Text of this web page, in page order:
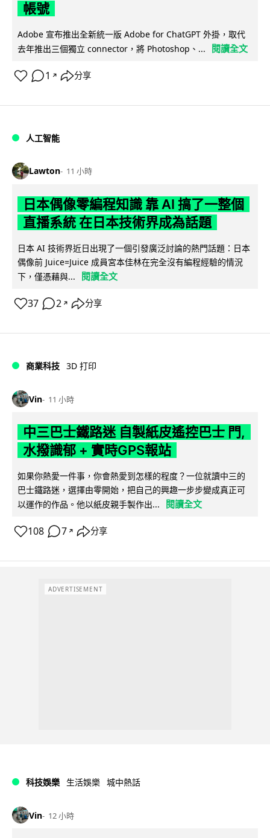
帳號
Adobe 宣布推出全新統一版 Adobe for ChatGPT 外掛，取代
去年推出三個獨立 connector，將 Photoshop、...
閱讀全文
1 ↗ 分享
人工智能
Lawton 11 小時
日本偶像零編程知識 靠 AI 搞了一整個
直播系統 在日本技術界成為話題
日本 AI 技術界近日出現了一個引發廣泛討論的熱門話題：日本
偶像前 Juice=Juice 成員宮本佳林在完全沒有編程經驗的情況
下，僅憑藉與...
閱讀全文
37 2 ↗ 分享
商業科技 3D 打印
Vin 11 小時
中三巴士鐵路迷 自製紙皮遙控巴士 門,
水撥識郁 + 實時GPS報站
如果你熱愛一件事，你會熱愛到怎樣的程度？一位就讀中三的
巴士鐵路迷，選擇由零開始，把自己的興趣一步步變成真正可
以運作的作品。他以紙皮親手製作出...
閱讀全文
108 7 ↗ 分享
ADVERTISEMENT
科技娛樂 生活娛樂 城中熱話
Vin 12 小時